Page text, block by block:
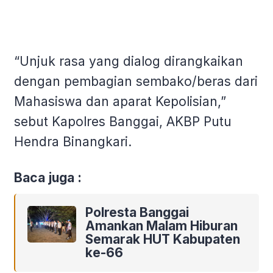
“Unjuk rasa yang dialog dirangkaikan
dengan pembagian sembako/beras dari
Mahasiswa dan aparat Kepolisian,”
sebut Kapolres Banggai, AKBP Putu
Hendra Binangkari.
Baca juga :
Polresta Banggai
Amankan Malam Hiburan
Semarak HUT Kabupaten
ke-66